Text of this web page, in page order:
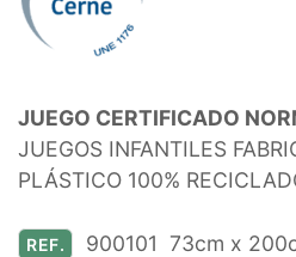
JUEGO CERTIFICADO
JUEGOS INFANTILES
PLÁSTICO 100%
REF.
900101 73cm x